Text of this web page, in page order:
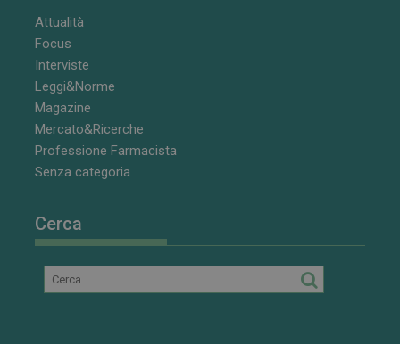
Attualità
Focus
Interviste
Leggi&Norme
Magazine
Mercato&Ricerche
Professione Farmacista
Senza categoria
Cerca